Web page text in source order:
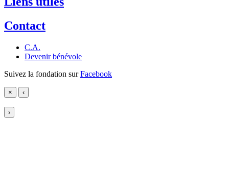
Contact
C.A.
Devenir bénévole
Suivez la fondation surFacebook
× ‹
›